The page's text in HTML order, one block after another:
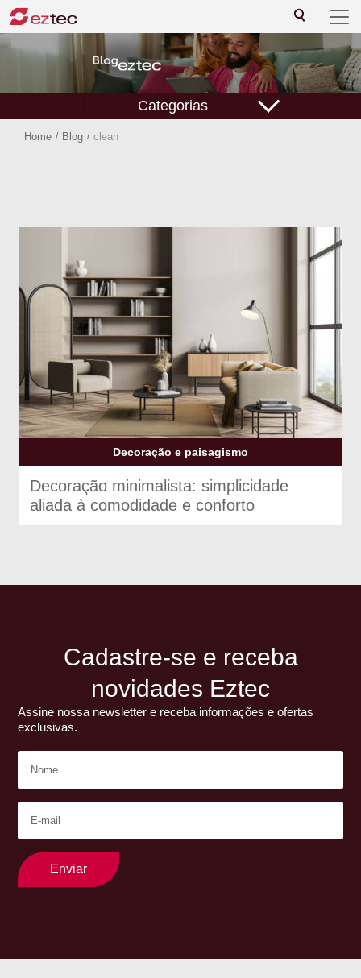
Categorias
Home / Blog / clean
Decoração e paisagismo
Decoração minimalista: simplicidade
aliada à comodidade e conforto
Cadastre-se e receba
novidades Eztec
Assine nossa newsletter e receba informações e ofertas
exclusivas.
Enviar